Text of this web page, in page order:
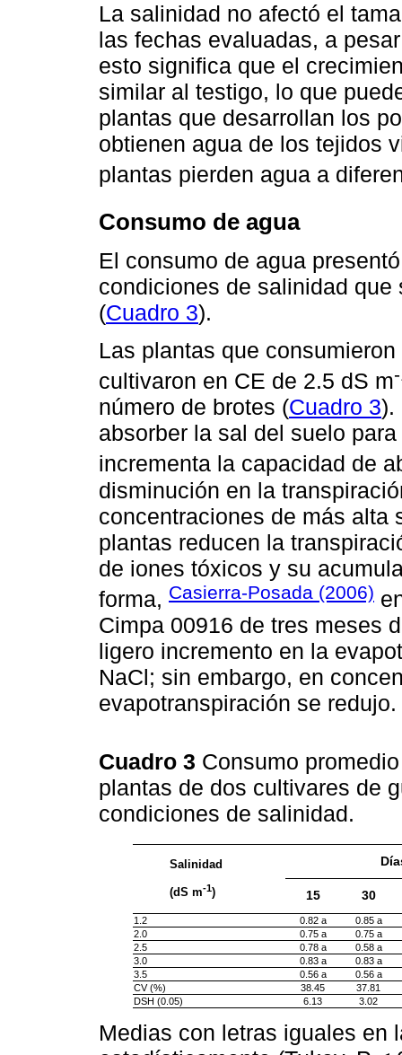
La salinidad no afectó el
las fechas evaluadas, a
esto significa que el
similar al testigo, lo que
plantas que desarrollan los
obtienen agua de los tejidos
plantas pierden agua a
Consumo de agua
El consumo de agua
condiciones de salinidad
(Cuadro 3).
Las plantas que
cultivaron en CE de 2.5 dS m
número de brotes (Cuadro 3).
absorber la sal del suelo
incrementa la capacidad de
disminución en la
concentraciones de más alta
plantas reducen la
de iones tóxicos y su
forma, Casierra-Posada (2006)
Cimpa 00916 de tres meses
ligero incremento en la
NaCl; sin embargo, en
evapotranspiración se redujo.
Cuadro 3 Consumo
plantas de dos cultivares de
condiciones de salinidad.
Salinidad
(dS m-1) 15 30
1.2 0.82 a
0.85 a
2.0
0.75 a
0.75 a
2.5
0.78 a
0.58 a
3.0
0.83 a
0.83 a
3.5
0.56 a
0.56 a
CV (%)
38.45
37.81
DSH (0.05)
6.13 3.02
Medias con letras iguales en